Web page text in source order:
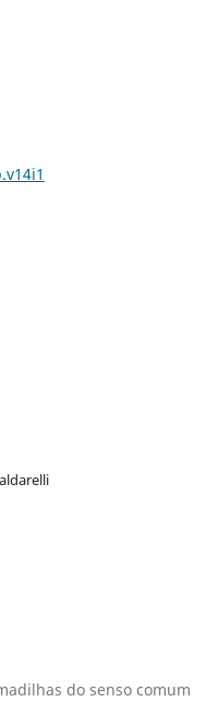
do senso comum